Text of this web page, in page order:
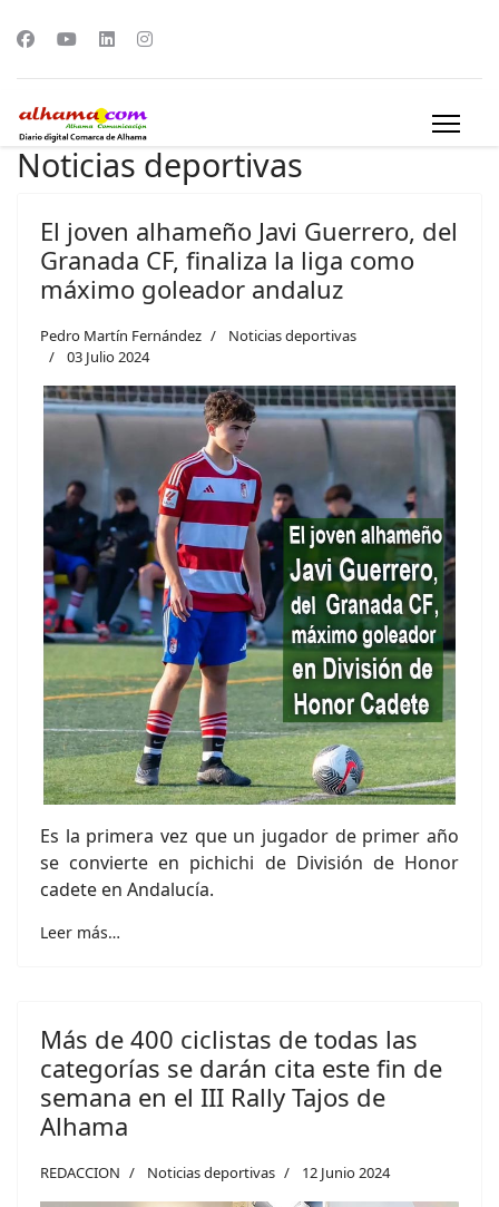
Noticias deportivas
El joven alhameño Javi Guerrero, del
Granada CF, finaliza la liga como
máximo goleador andaluz
Pedro Martín Fernández
Noticias deportivas
03 Julio 2024
Es la primera vez que un jugador de primer año
se convierte en pichichi de División de Honor
cadete en Andalucía.
Leer más…
Más de 400 ciclistas de todas las
categorías se darán cita este fin de
semana en el III Rally Tajos de
Alhama
REDACCION Noticias deportivas 12 Junio 2024